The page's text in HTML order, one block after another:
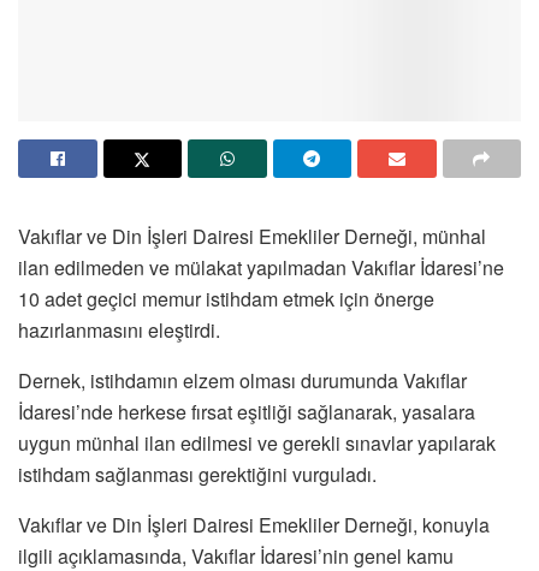
Vakıflar ve Din İşleri Dairesi Emekliler Derneği, münhal
ilan edilmeden ve mülakat yapılmadan Vakıflar İdaresi’ne
10 adet geçici memur istihdam etmek için önerge
hazırlanmasını eleştirdi.
Dernek, istihdamın elzem olması durumunda Vakıflar
İdaresi’nde herkese fırsat eşitliği sağlanarak, yasalara
uygun münhal ilan edilmesi ve gerekli sınavlar yapılarak
istihdam sağlanması gerektiğini vurguladı.
Vakıflar ve Din İşleri Dairesi Emekliler Derneği, konuyla
ilgili açıklamasında, Vakıflar İdaresi’nin genel kamu